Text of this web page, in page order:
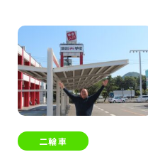
二輪車